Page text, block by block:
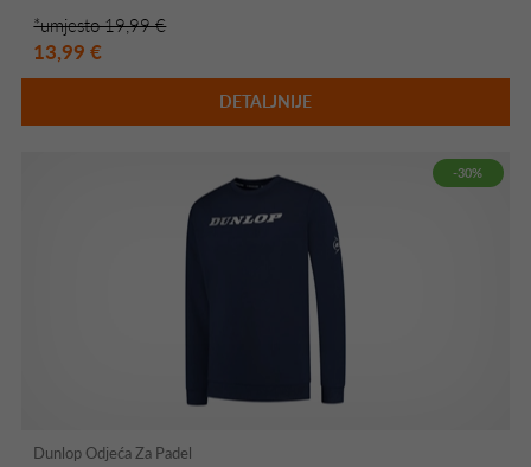
*umjesto 19,99 €
13,99 €
DETALJNIJE
-30%
Dunlop Odjeća Za Padel